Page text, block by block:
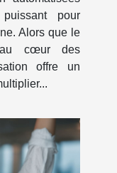
pour
Alors que le
au cœur des
offre un